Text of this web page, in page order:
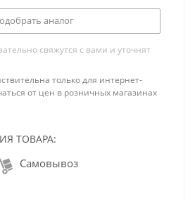
аналог
свяжутся с вами и уточнят
только для интернет-
от цен в розничных магазинах
ТОВАРА:
Самовывоз